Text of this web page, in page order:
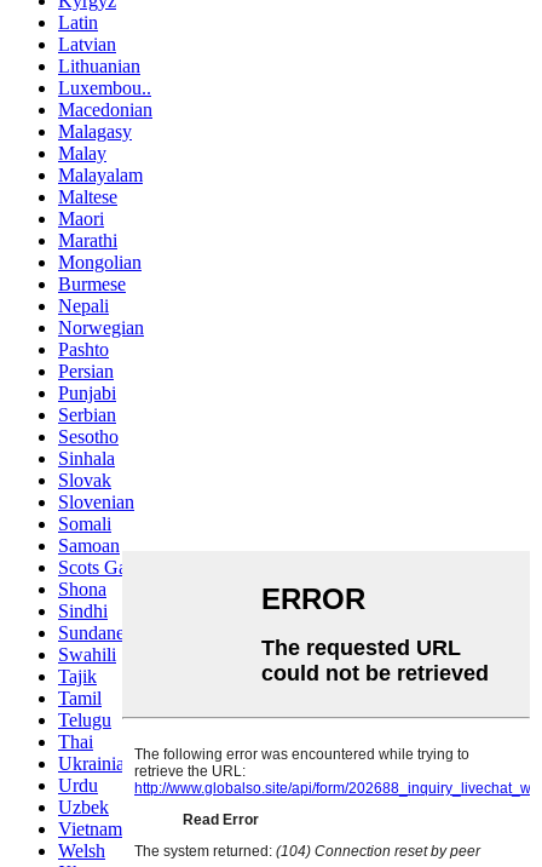
Latin
Latvian
Lithuanian
Luxembou..
Macedonian
Malagasy
Malay
Malayalam
Maltese
Maori
Marathi
Mongolian
Burmese
Nepali
Norwegian
Pashto
Persian
Punjabi
Serbian
Sesotho
Sinhala
Slovak
Slovenian
Somali
Samoan
Scots Gaelic
Shona
Sindhi
Sundanese
Swahili
Tajik
Tamil
Telugu
Thai
Ukrainian
Urdu
Uzbek
Vietnamese
Welsh